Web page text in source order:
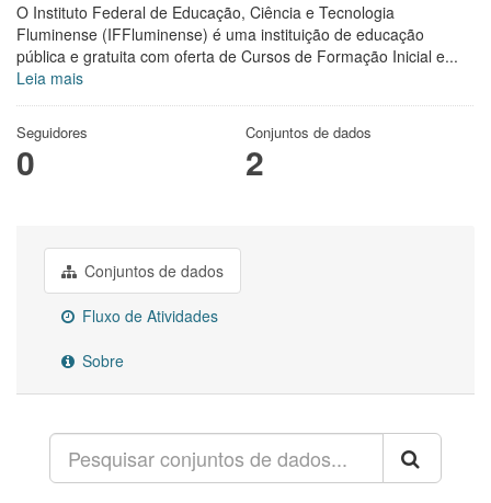
O Instituto Federal de Educação, Ciência e Tecnologia
Fluminense (IFFluminense) é uma instituição de educação
pública e gratuita com oferta de Cursos de Formação Inicial e...
Leia mais
Seguidores
0
Conjuntos de dados
2
Conjuntos de dados
Fluxo de Atividades
Sobre